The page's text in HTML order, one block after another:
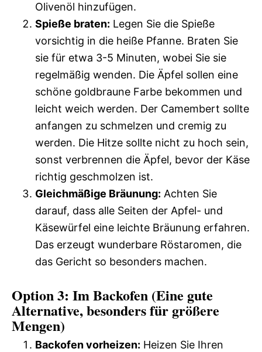
Olivenöl hinzufügen.
Spieße braten: Legen Sie die Spieße
vorsichtig in die heiße Pfanne. Braten Sie
sie für etwa 3-5 Minuten, wobei Sie sie
regelmäßig wenden. Die Äpfel sollen eine
schöne goldbraune Farbe bekommen und
leicht weich werden. Der Camembert sollte
anfangen zu schmelzen und cremig zu
werden. Die Hitze sollte nicht zu hoch sein,
sonst verbrennen die Äpfel, bevor der Käse
richtig geschmolzen ist.
Gleichmäßige Bräunung: Achten Sie
darauf, dass alle Seiten der Apfel- und
Käsewürfel eine leichte Bräunung erfahren.
Das erzeugt wunderbare Röstaromen, die
das Gericht so besonders machen.
Option 3: Im Backofen (Eine gute
Alternative, besonders für größere
Mengen)
Backofen vorheizen: Heizen Sie Ihren